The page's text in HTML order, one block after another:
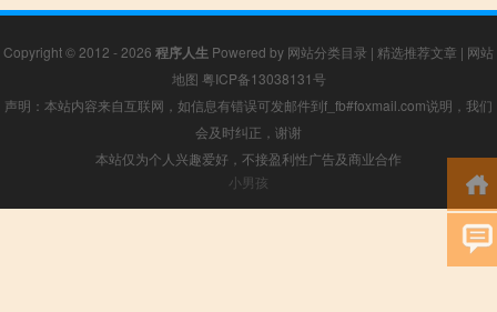
Copyright © 2012 - 2026 程序人生 Powered by 网站分类目录 | 精选推荐文章 | 网站
地图 粤ICP备13038131号
声明：本站内容来自互联网，如信息有错误可发邮件到f_fb#foxmail.com说明，我们
会及时纠正，谢谢
本站仅为个人兴趣爱好，不接盈利性广告及商业合作
小男孩